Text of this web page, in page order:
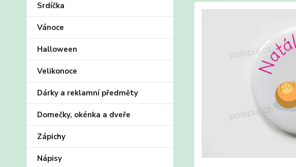
Srdíčka
Vánoce
Halloween
Velikonoce
Dárky a reklamní předměty
Domečky, okénka a dveře
Zápichy
Nápisy